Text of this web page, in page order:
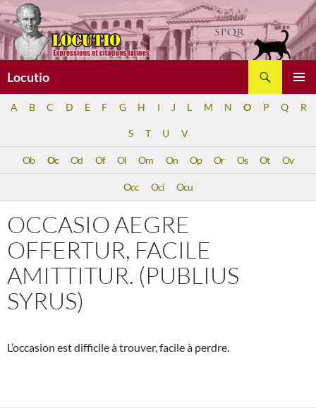
Aller
au
contenu
Locutio
A B C D E F G H I J L M N O P Q R
S T U V
Ob Oc Od Of Ol Om On Op Or Os Ot Ov
Occ Oci Ocu
OCCASIO AEGRE
OFFERTUR, FACILE
AMITTITUR. (PUBLIUS
SYRUS)
L’occasion est difficile à trouver, facile à perdre.